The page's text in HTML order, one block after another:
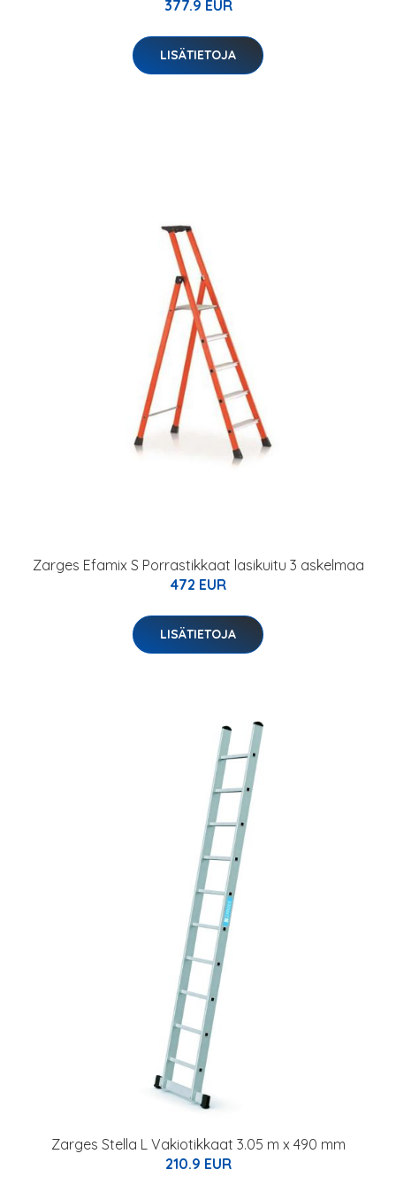
377.9 EUR
LISÄTIETOJA
Zarges Efamix S Porrastikkaat lasikuitu 3 askelmaa
472 EUR
LISÄTIETOJA
Zarges Stella L Vakiotikkaat 3.05 m x 490 mm
210.9 EUR